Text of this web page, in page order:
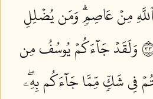
مِنۡ عَاصِمٖۗ وَمَن يُضۡلِلِ
وَلَقَدۡ جَآءَكُمۡ يُوسُفُ مِن
فِي شَكّٖ مِّمَّا جَآءَكُم بِهِۦۖ